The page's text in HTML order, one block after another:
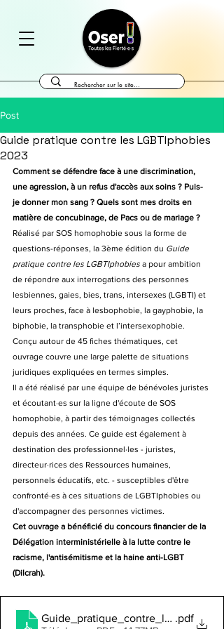
Post
Guide pratique contre les LGBTIphobies
2023
Comment se défendre face à une discrimination,
une agression, à un refus d'accès aux soins ? Puis-
je donner mon sang ? Quels sont mes droits en
matière de concubinage, de Pacs ou de mariage ?
Réalisé par SOS homophobie sous la forme de
questions-réponses, la 3ème édition du Guide
pratique contre les LGBTIphobies a pour ambition
de répondre aux interrogations des personnes
lesbiennes, gaies, bies, trans, intersexes (LGBTI) et
leurs proches, face à lesbophobie, la gayphobie, la
biphobie, la transphobie et l’intersexophobie.
Conçu autour de 45 fiches thématiques, cet
ouvrage couvre une large palette de situations
juridiques expliquées en termes simples.
Il a été réalisé par une équipe de bénévoles juristes
et écoutant·es sur la ligne d'écoute de SOS
homophobie, à partir des témoignages collectés
depuis des années. Ce guide est également à
destination des professionnel·les - juristes,
directeur·rices des Ressources humaines,
personnels éducatifs, etc. - susceptibles d'être
confronté·es à ces situations de LGBTIphobies ou
d'accompagner des personnes victimes.
Cet ouvrage a bénéficié du concours financier de la
Délégation interministérielle à la lutte contre le
racisme, l'antisémitisme et la haine anti-LGBT
(Dilcrah).
.pdf